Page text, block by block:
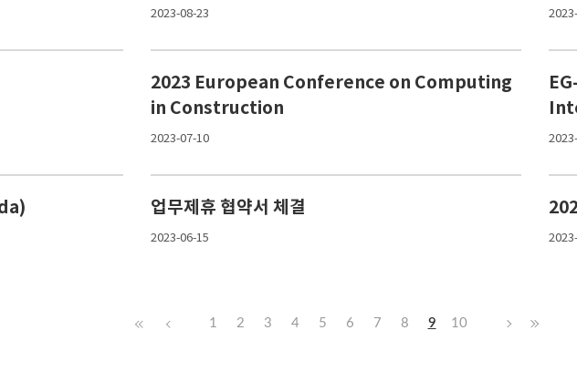
2023-08-23
2023 European Conference on Computing
in Construction
2023-07-10
업무제휴 협약서 체결
2023-06-15
1 2 3 4 5 6 7 8 9 10